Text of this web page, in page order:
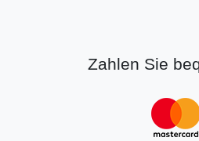
Zahlen Sie